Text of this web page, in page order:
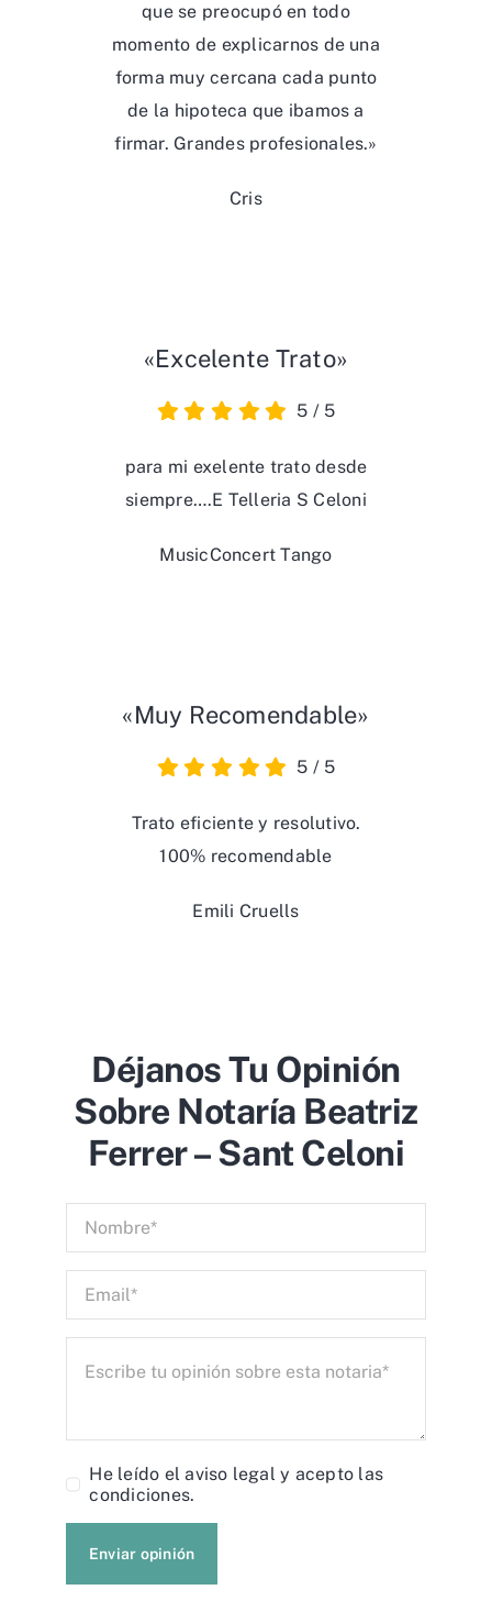
que se preocupó en todo
momento de explicarnos de una
forma muy cercana cada punto
de la hipoteca que ibamos a
firmar. Grandes profesionales.»
Cris
«Excelente Trato»
5 / 5
para mi exelente trato desde
siempre….E Telleria S Celoni
MusicConcert Tango
«Muy Recomendable»
5 / 5
Trato eficiente y resolutivo.
100% recomendable
Emili Cruells
Déjanos Tu Opinión
Sobre Notaría Beatriz
Ferrer – Sant Celoni
He leído elaviso legal y acepto las
condiciones.
Enviar opinión